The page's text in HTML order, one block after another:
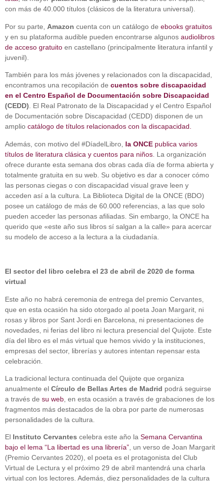
con más de 40.000 títulos (clásicos de la literatura universal).
Por su parte, Amazon cuenta con un catálogo de ebooks gratuitos
y en su plataforma audible pueden encontrarse algunos audiolibros
de acceso gratuito en castellano (principalmente literatura infantil y
juvenil).
También para los más jóvenes y relacionados con la discapacidad,
encontramos una recopilación de cuentos sobre discapacidad
en el Centro Español de Documentación sobre Discapacidad
(CEDD) . El Real Patronato de la Discapacidad y el Centro Español
de Documentación sobre Discapacidad (CEDD) disponen de un
amplio catálogo de títulos relacionados con la discapacidad.
Además, con motivo del #DíadelLibro, la ONCE publica varios
títulos de literatura clásica y cuentos para niños . La organización
ofrece durante esta semana dos obras cada día de forma abierta y
totalmente gratuita en su web. Su objetivo es dar a conocer cómo
las personas ciegas o con discapacidad visual grave leen y
acceden así a la cultura. La Biblioteca Digital de la ONCE (BDO)
posee un catálogo de más de 60.000 referencias, a las que solo
pueden acceder las personas afiliadas. Sin embargo, la ONCE ha
querido que «este año sus libros sí salgan a la calle» para acercar
su modelo de acceso a la lectura a la ciudadanía.
El sector del libro celebra el 23 de abril de 2020 de forma
virtual
Este año no habrá ceremonia de entrega del premio Cervantes,
que en esta ocasión ha sido otorgado al poeta Joan Margarit, ni
rosas y libros por Sant Jordi en Barcelona, ni presentaciones de
novedades, ni ferias del libro ni lectura presencial del Quijote. Este
día del libro es el más virtual que hemos vivido y la instituciones,
empresas del sector, librerías y autores intentan repensar esta
celebración.
La tradicional lectura continuada del Quijote que organiza
anualmente el Círculo de Bellas Artes de Madrid podrá seguirse
a través de su web , en esta ocasión a través de grabaciones de los
fragmentos más destacados de la obra por parte de numerosas
personalidades de la cultura.
El Instituto Cervantes celebra este año la Semana Cervantina
bajo el lema “La libertad es una librería”, un verso de Joan Margarit
(Premio Cervantes 2020), el poeta es el protagonista del Club
Virtual de Lectura y el próximo 29 de abril mantendrá una charla
virtual con los lectores. Además, diez personalidades de la cultura